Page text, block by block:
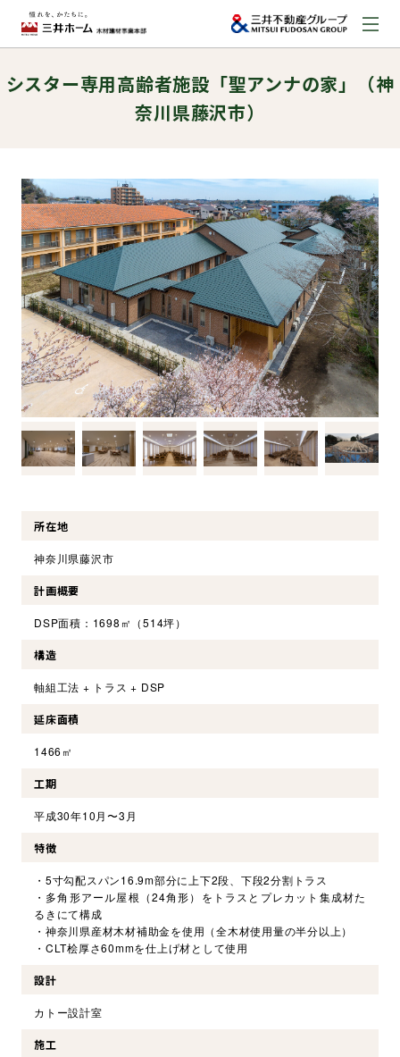
お問い合わせ
資料請求はこちら（外部サイトへのリンク）
事業本部案内
事業内容
建築実例
取扱商品
環境・社会への取り組み
シスター専用高齢者施設「聖アンナの家」（神
奈川県藤沢市）
所在地
神奈川県藤沢市
計画概要
DSP面積：1698㎡（514坪）
構造
軸組工法 + トラス + DSP
延床面積
1466㎡
工期
平成30年10月〜3月
特徴
・5寸勾配スパン16.9m部分に上下2段、下段2分割トラス
・多角形アール屋根（24角形）をトラスとプレカット集成材た
るきにて構成
・神奈川県産材木材補助金を使用（全木材使用量の半分以上）
・CLT桧厚さ60mmを仕上げ材として使用
設計
カトー設計室
施工